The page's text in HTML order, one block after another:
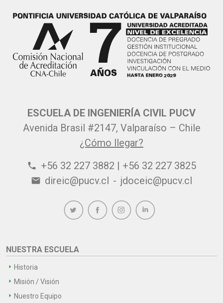
ESCUELA DE INGENIERÍA CIVIL PUCV
Avenida Brasil #2147, Valparaíso – Chile
¿Cómo llegar?
phone +56 32 227 3882 | +56 32 227 3825
email direic@pucv.cl - jdoceic@pucv.cl
NUESTRA ESCUELA
Historia
Misión / Visión
Nuestro Equipo